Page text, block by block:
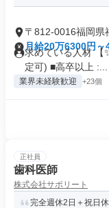
〒812-0016福岡県
月給20万6300円～
求めている人材 【
定可) ■高卒以上 :...
業界未経験歓迎 +23個
正社員
歯科医師
株式会社サポリート
完全週休2日＋祝日